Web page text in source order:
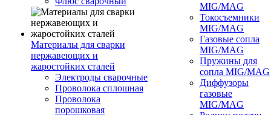
Материалы для сварки
нержавеющих и
жаростойких сталей
Электроды сварочные
Проволока сплошная
Проволока
порошковая
MIG/MAG
Токосъемники
MIG/MAG
Газовые сопла
MIG/MAG
Пружины для
сопла MIG/MAG
Диффузоры
газовые
MIG/MAG